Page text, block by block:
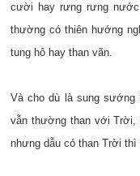
cười hay rưng rưng
thường có thiên hướng
tung hô hay than vãn.
Và cho dù là sung sướng
vẫn thường than với
nhưng dẫu có than Trời thì